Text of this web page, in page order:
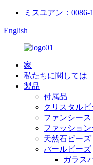
ミスユアン：0086-
English
家
私たちに関しては
製品
付属品
クリスタルビ
ファンシース
ファッショ
天然石ビーズ
パールビーズ
ガラス